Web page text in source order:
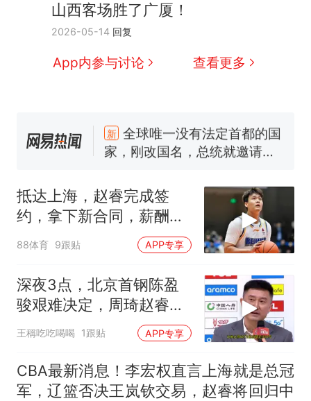
山西客场胜了广厦！
2026-05-14 回复
App内参与讨论 查看更多
新 全球唯一没有法定首都的国
家，刚改国名，总统就邀请中
线一圈，还曾两次到中国寻根
5060元才肯搬上楼！女子傻眼
了……
视频丨只要一枚命中就能让航
母瘫痪 轰-6J实力有多强？
空调24小时开着反而更省电？
佛山一中学招聘物理教师，笔
试前13名均遭淘汰？教育局：
已叫停招聘，成立调查组全面
核查
十多万人报名的考试，成绩
全部作废，公平么？
抵达上海，赵睿完成签
约，拿下新合同，薪酬曝
光
88体育 9跟贴 APP专享
深夜3点，北京首钢陈盈
骏艰难决定，周琦赵睿别
哭了！
王稱吃吃喝喝 1跟贴 APP专享
CBA最新消息！李宏权直言上海就是总冠
军，辽篮否决王岚钦交易，赵睿将回归中